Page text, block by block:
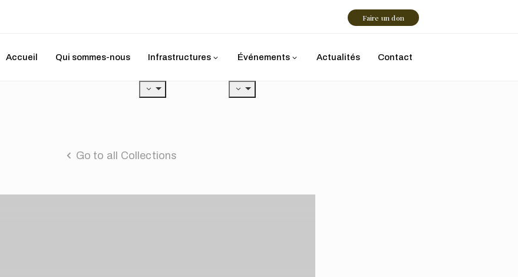
Faire un don
Accueil Qui sommes-nous Infrastructures Événements Actualités Contact
Go to all Collections